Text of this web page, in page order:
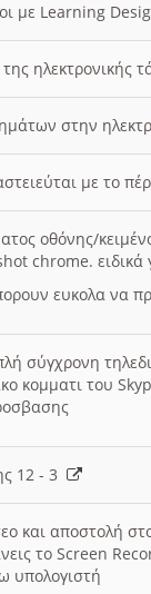
με Learning
ηλεκτρονικής
στην
με το
οθόνης/
chrome. ειδικά
ευκολα να
σύγχρονη
κομματι του
12 - 3
και αποστολή
το Screen
υπολογιστή